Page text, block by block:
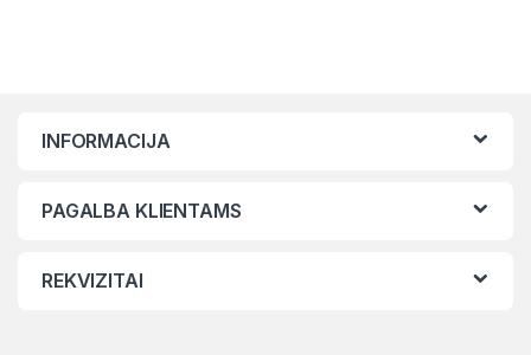
INFORMACIJA
PAGALBA KLIENTAMS
REKVIZITAI